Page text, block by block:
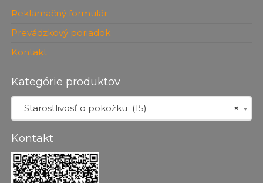
Reklamačný formulár
Prevádzkový poriadok
Kontakt
Kategórie produktov
×
Starostlivosť o pokožku (15)
Kontakt